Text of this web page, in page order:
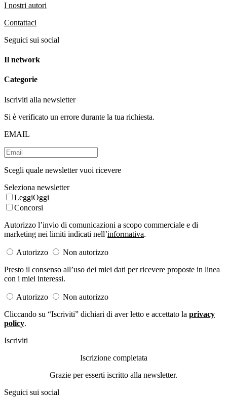
I nostri autori
Contattaci
Seguici sui social
Il network
Categorie
Iscriviti alla newsletter
Si è verificato un errore durante la tua richiesta.
EMAIL
Scegli quale newsletter vuoi ricevere
Seleziona newsletter
LeggiOggi
Concorsi
Autorizzo l’invio di comunicazioni a scopo commerciale e di
marketing nei limiti indicati nell’informativa.
Autorizzo
Non autorizzo
Presto il consenso all’uso dei miei dati per ricevere proposte in linea
con i miei interessi.
Autorizzo
Non autorizzo
Cliccando su “Iscriviti” dichiari di aver letto e accettato la privacy
policy.
Iscriviti
Iscrizione completata
Grazie per esserti iscritto alla newsletter.
Seguici sui social